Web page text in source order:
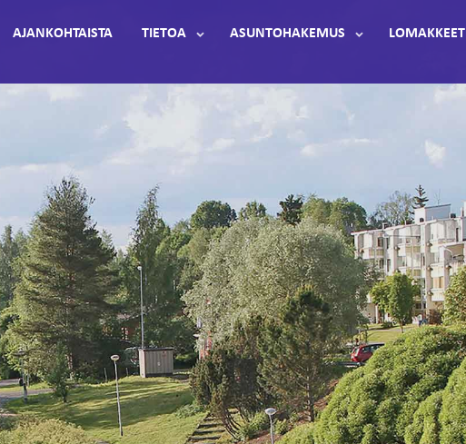
AJANKOHTAISTA TIETOA ASUNTOHAKEMUS LOMAKKEET